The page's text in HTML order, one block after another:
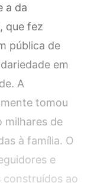
a da
que fez
pública de
em
A
tomou
milhares de
à família. O
e
ao